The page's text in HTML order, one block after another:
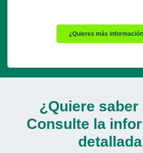
¿Quieres más
¿Quiere
Consulte la
detallada